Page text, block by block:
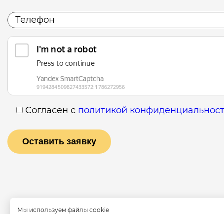
Согласен с политикой
Мы используем файлы cookie